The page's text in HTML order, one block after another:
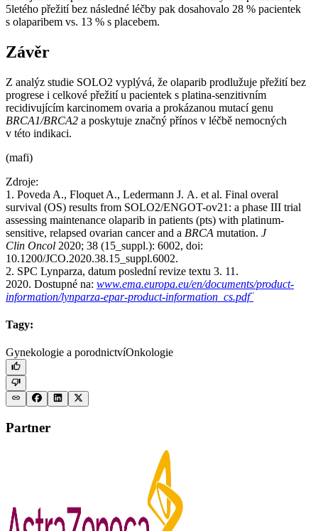
5letého přežití bez následné léčby pak dosahovalo 28 % pacientek
s olaparibem vs. 13 % s placebem.
Závěr
Z analýz studie SOLO2 vyplývá, že olaparib prodlužuje přežití bez
progrese i celkové přežití u pacientek s platina-senzitivním
recidivujícím karcinomem ovaria a prokázanou mutací genu
BRCA1/BRCA2 a poskytuje značný přínos v léčbě nemocných
v této indikaci.
(mafi)
Zdroje:
1. Poveda A., Floquet A., Ledermann J. A. et al. Final overal
survival (OS) results from SOLO2/ENGOT-ov21: a phase III trial
assessing maintenance olaparib in patients (pts) with platinum-
sensitive, relapsed ovarian cancer and a BRCA mutation. J
Clin Oncol 2020; 38 (15_suppl.): 6002, doi:
10.1200/JCO.2020.38.15_suppl.6002.
2. SPC Lynparza, datum poslední revize textu 3. 11.
2020. Dostupné na: www.ema.europa.eu/en/documents/product-
information/lynparza-epar-product-information_cs.pdf¨
Tagy:
Gynekologie a porodnictvíOnkologie
Partner